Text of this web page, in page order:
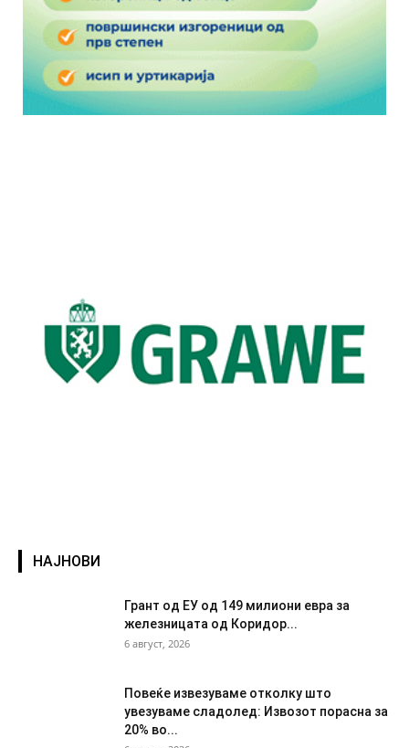
НАЈНОВИ
Грант од ЕУ од 149 милиони евра за
железницата од Коридор...
6 август, 2026
Повеќе извезуваме отколку што
увезуваме сладолед: Извозот порасна за
20% во...